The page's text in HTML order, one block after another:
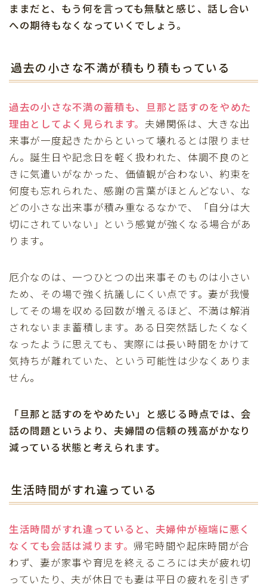
ままだと、もう何を言っても無駄と感じ、話し合い
への期待もなくなっていくでしょう。
過去の小さな不満が積もり積もっている
過去の小さな不満の蓄積も、旦那と話すのをやめた
理由としてよく見られます。 夫婦関係は、大きな出
来事が一度起きたからといって壊れるとは限りませ
ん。誕生日や記念日を軽く扱われた、体調不良のと
きに気遣いがなかった、価値観が合わない、約束を
何度も忘れられた、感謝の言葉がほとんどない、な
どの小さな出来事が積み重なるなかで、「自分は大
切にされていない」という感覚が強くなる場合があ
ります。
厄介なのは、一つひとつの出来事そのものは小さい
ため、その場で強く抗議しにくい点です。妻が我慢
してその場を収める回数が増えるほど、不満は解消
されないまま蓄積します。ある日突然話したくなく
なったように思えても、実際には長い時間をかけて
気持ちが離れていた、という可能性は少なくありま
せん。
「旦那と話すのをやめたい」と感じる時点では、会
話の問題というより、夫婦間の信頼の残高がかなり
減っている状態と考えられます。
生活時間がすれ違っている
生活時間がすれ違っていると、夫婦仲が極端に悪く
なくても会話は減ります。 帰宅時間や起床時間が合
わず、妻が家事や育児を終えるころには夫が疲れ切
っていたり、夫が休日でも妻は平日の疲れを引きず